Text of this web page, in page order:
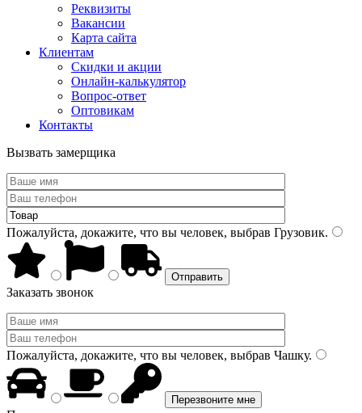
Реквизиты
Вакансии
Карта сайта
Клиентам
Скидки и акции
Онлайн-калькулятор
Вопрос-ответ
Оптовикам
Контакты
Вызвать замерщика
Пожалуйста, докажите, что вы человек, выбрав Грузовик.
Заказать звонок
Пожалуйста, докажите, что вы человек, выбрав Чашку.